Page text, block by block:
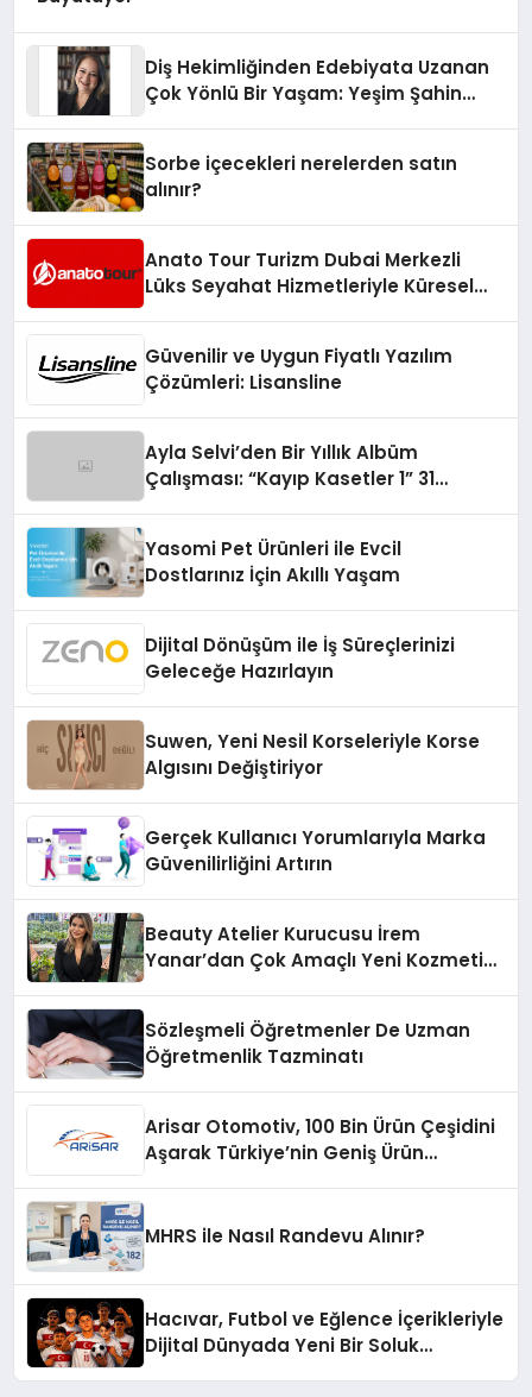
Diş Hekimliğinden Edebiyata Uzanan
Çok Yönlü Bir Yaşam: Yeşim Şahin
Sorbe içecekleri nerelerden satın
alınır?
Anato Tour Turizm Dubai Merkezli
Lüks Seyahat Hizmetleriyle Küresel
Güvenilir ve Uygun Fiyatlı Yazılım
Çözümleri: Lisansline
Ayla Selvi’den Bir Yıllık Albüm
Çalışması: “Kayıp Kasetler 1” 31
Yasomi Pet Ürünleri ile Evcil
Dostlarınız İçin Akıllı Yaşam
Dijital Dönüşüm ile İş Süreçlerinizi
Geleceğe Hazırlayın
Suwen, Yeni Nesil Korseleriyle Korse
Algısını Değiştiriyor
Gerçek Kullanıcı Yorumlarıyla Marka
Güvenilirliğini Artırın
Beauty Atelier Kurucusu İrem
Yanar’dan Çok Amaçlı Yeni Kozmetik
Sözleşmeli Öğretmenler De Uzman
Öğretmenlik Tazminatı
Arisar Otomotiv, 100 Bin Ürün Çeşidini
Aşarak Türkiye’nin Geniş Ürün
MHRS ile Nasıl Randevu Alınır?
Hacıvar, Futbol ve Eğlence İçerikleriyle
Dijital Dünyada Yeni Bir Soluk